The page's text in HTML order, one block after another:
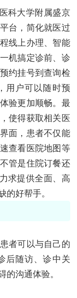
科大学附属盛京
台，简化就医过
线上办理、智能
机搞定诊前、诊
约挂号到查询检
用户可以随时预
验更加顺畅。最
使得获取相关医
面，患者不仅能
查看医院地图等
管是住院订餐还
求提供全面、高
的好帮手。
者可以与自己的
后随访、诊中关
的沟通体验。